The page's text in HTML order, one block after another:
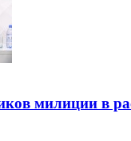
милиции в